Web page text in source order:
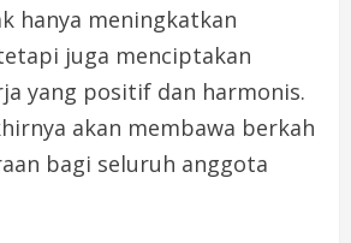
hanya meningkatkan
juga menciptakan
yang positif dan harmonis.
akan membawa berkah
bagi seluruh anggota